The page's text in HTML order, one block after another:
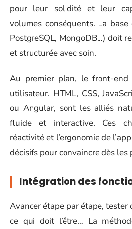
pour leur solidité et leur
volumes conséquents. La base
PostgreSQL, MongoDB…) doit
et structurée avec soin.
Au premier plan, le front-end
utilisateur. HTML, CSS,
ou Angular, sont les alliés
fluide et interactive. Ces
réactivité et l’ergonomie de
décisifs pour convaincre dès les
Intégration des
Avancer étape par étape, tester
ce qui doit l’être… La